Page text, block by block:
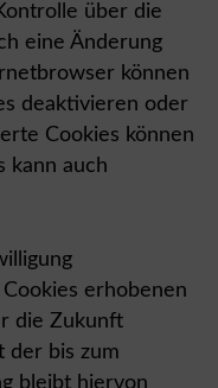
über die
eine Änderung
können
deaktivieren oder
Cookies können
kann auch
erhobenen
die Zukunft
der bis zum
bleibt hiervon